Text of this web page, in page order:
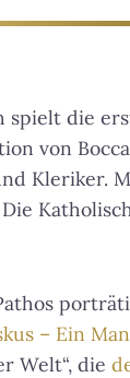
spielt die
von
Kleriker.
Die
– Ein
Welt“, die